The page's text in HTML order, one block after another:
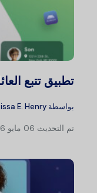
تطبيق تتبع
بواسطة E. Henry
تم التحديث